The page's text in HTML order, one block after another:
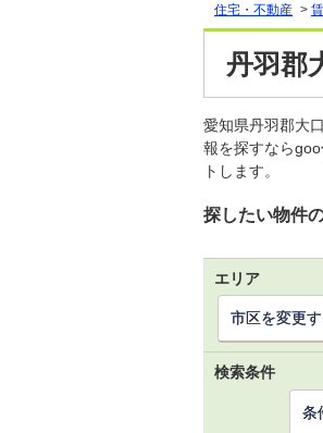
住宅・不動産 >
丹羽郡
愛知県丹羽郡大
報を探すなら
トします。
探したい物件
エリア
市区を変更
検索条件
条